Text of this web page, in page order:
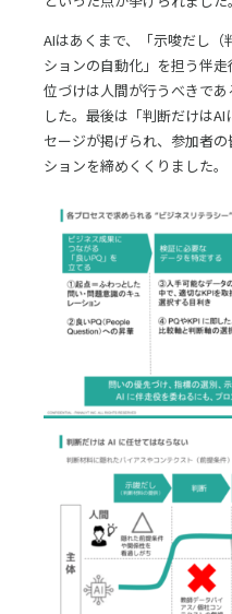
AIはあくまで、「示唆だし
ションの自動化」を担う伴
位づけは人間が行うべきで
した。最後は「判断だけは
セージが掲げられ、参加者
ションを締めくくりました。